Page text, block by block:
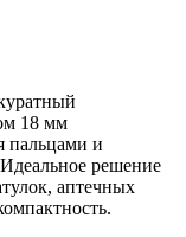
18 мм
пальцами и
решение
аптечных